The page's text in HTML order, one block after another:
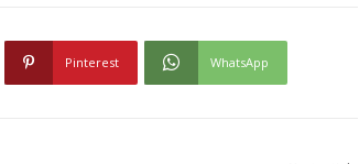
Pinterest WhatsApp